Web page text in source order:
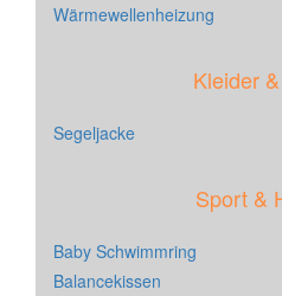
Wärmewellenheizung
Kleider
Segeljacke
Sport &
Baby Schwimmring
Balancekissen